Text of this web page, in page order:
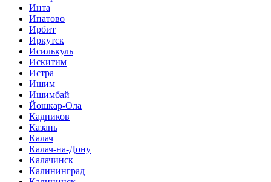
Инта
Ипатово
Ирбит
Иркутск
Исилькуль
Искитим
Истра
Ишим
Ишимбай
Йошкар-Ола
Кадников
Казань
Калач
Калач-на-Дону
Калачинск
Калининград